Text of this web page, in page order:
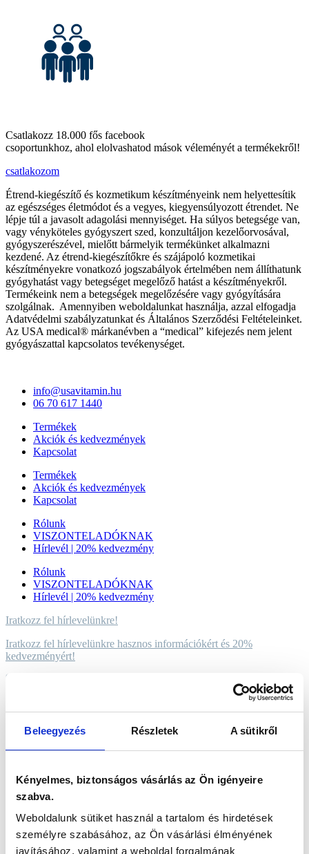
Beleegyezés Részletek A sütikről
Kényelmes, biztonságos vásárlás az Ön igényeire
szabva.
Weboldalunk sütiket használ a tartalom és hirdetések
személyre szabásához, az Ön vásárlási élményének
javításához, valamint a weboldal forgalmának
Csatlakozz 18.000 fős facebook
csoportunkhoz, ahol elolvashatod mások véleményét a termékekről!
csatlakozom
Étrend-kiegészítő és kozmetikum készítményeink nem helyettesítik
az egészséges életmódot és a vegyes, kiegyensúlyozott étrendet. Ne
lépje túl a javasolt adagolási mennyiséget. Ha súlyos betegsége van,
vagy vényköteles gyógyszert szed, konzultáljon kezelőorvosával,
gyógyszerészével, mielőtt bármelyik termékünket alkalmazni
kezdené. Az étrend-kiegészítőkre és szájápoló kozmetikai
készítményekre vonatkozó jogszabályok értelmében nem állíthatunk
gyógyhatást vagy betegséget megelőző hatást a készítményekről.
Termékeink nem a betegségek megelőzésére vagy gyógyítására
szolgálnak. Amennyiben weboldalunkat használja, azzal elfogadja
Adatvédelmi szabályzatunkat és Általános Szerződési Feltételeinket.
Az USA medical® márkanévben a “medical” kifejezés nem jelent
gyógyászattal kapcsolatos tevékenységet.
info@usavitamin.hu
06 70 617 1440
Termékek
Akciók és kedvezmények
Kapcsolat
Termékek
Akciók és kedvezmények
Kapcsolat
Rólunk
VISZONTELADÓKNAK
Hírlevél | 20% kedvezmény
Rólunk
VISZONTELADÓKNAK
Hírlevél | 20% kedvezmény
Iratkozz fel hírlevelünkre!
Iratkozz fel hírlevelünkre hasznos információkért és 20%
kedvezményért!
Általános Szerződési Feltételek
Visszaküldési és visszatérítési irányelvek
Visszaküldési és visszatérítési irányelvek
Web by The Logic Method
The Logic Method